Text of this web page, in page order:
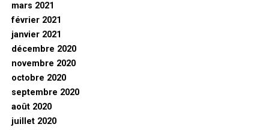
mars 2021
février 2021
janvier 2021
décembre 2020
novembre 2020
octobre 2020
septembre 2020
août 2020
juillet 2020